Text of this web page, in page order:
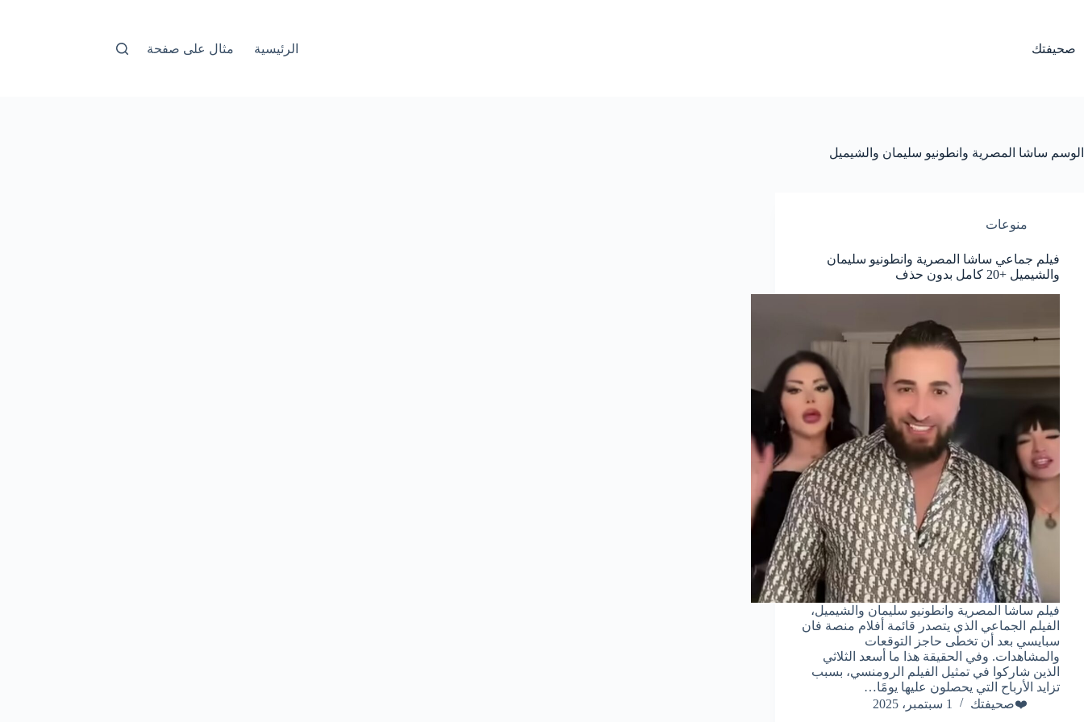
صحيفتك الرئيسية مثال على صفحة
الوسم ساشا المصرية وانطونيو سليمان والشيميل
منوعات
فيلم جماعي ساشا المصرية وانطونيو سليمان
والشيميل +20 كامل بدون حذف
فيلم ساشا المصرية وانطونيو سليمان والشيميل،
الفيلم الجماعي الذي يتصدر قائمة أفلام منصة فان
سبايسي بعد أن تخطى حاجز التوقعات
والمشاهدات. وفي الحقيقة هذا ما أسعد الثلاثي
الذين شاركوا في تمثيل الفيلم الرومنسي، بسبب
تزايد الأرباح التي يحصلون عليها يومًا…
❤️صحيفتك
1 سبتمبر، 2025